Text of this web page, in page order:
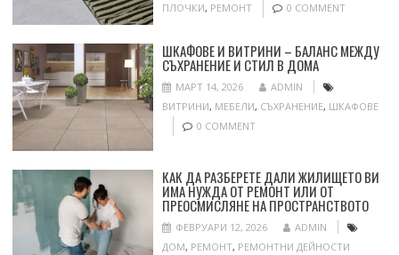
ПЛОЧКИ, РЕМОНТ 0 COMMENT
ШКАФОВЕ И ВИТРИНИ – БАЛАНС МЕЖДУ
СЪХРАНЕНИЕ И СТИЛ В ДОМА
МАРТ 14, 2026
ADMIN
ВИТРИНИ, МЕБЕЛИ, СЪХРАНЕНИЕ, ШКАФОВЕ
0 COMMENT
КАК ДА РАЗБЕРЕТЕ ДАЛИ ЖИЛИЩЕТО ВИ
ИМА НУЖДА ОТ РЕМОНТ ИЛИ ОТ
ПРЕОСМИСЛЯНЕ НА ПРОСТРАНСТВОТО
ФЕВРУАРИ 12, 2026
ADMIN
ДОМ, РЕМОНТ, РЕМОНТНИ ДЕЙНОСТИ